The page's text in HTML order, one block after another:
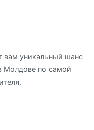
вам уникальный шанс
Молдове по самой